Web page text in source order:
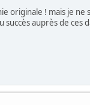
originale ! mais je ne
succès auprès de ces